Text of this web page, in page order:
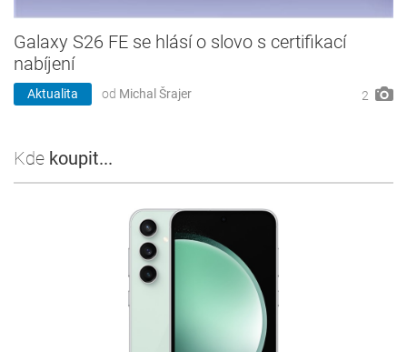
Galaxy S26 FE se hlásí o slovo s certifikací
nabíjení
Aktualita od Michal Šrajer 2
Kde koupit...